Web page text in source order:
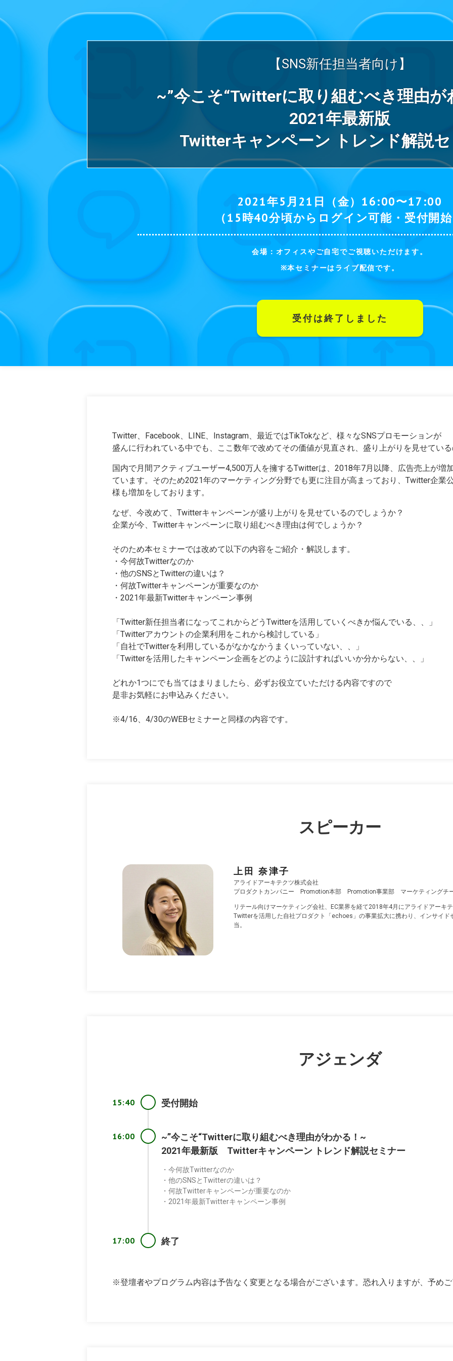
【SNS新任担当者向け】
~”今こそ“Twitterに取り組むべき理由が
2021年最新版
Twitterキャンペーン トレンド解説
2021年5月21日（金）16:00〜17:00
（15時40分頃からログイン可能・受付開始
会場：オフィスやご自宅でご視聴いただけます。
※本セミナーはライブ配信です。
受付は終了しました
Twitter、Facebook、LINE、Instagram、最近ではTikTokなど、様々なSNSプロモーションが
盛んに行われている中でも、ここ数年で改めてその価値が見直され、盛り上がりを見せている
国内で月間アクティブユーザー4,500万人を擁するTwitterは、2018年7月以降、広告売上が増
ています。そのため2021年のマーケティング分野でも更に注目が高まっており、Twitter企業
様も増加をしております。
なぜ、今改めて、Twitterキャンペーンが盛り上がりを見せているのでしょうか？
企業が今、Twitterキャンペーンに取り組むべき理由は何でしょうか？
そのため本セミナーでは改めて以下の内容をご紹介・解説します。
・今何故Twitterなのか
・他のSNSとTwitterの違いは？
・何故Twitterキャンペーンが重要なのか
・2021年最新Twitterキャンペーン事例
「Twitter新任担当者になってこれからどうTwitterを活用していくべきか悩んでいる、、」
「Twitterアカウントの企業利用をこれから検討している」
「自社でTwitterを利用しているがなかなかうまくいっていない、、」
「Twitterを活用したキャンペーン企画をどのように設計すればいいか分からない、、」
どれか1つにでも当てはまりましたら、必ずお役立ていただける内容ですので
是非お気軽にお申込みください。
※4/16、4/30のWEBセミナーと同様の内容です。
スピーカー
上田 奈津子
アライドアーキテクツ株式会社
プロダクトカンパニー Promotion本部 Promotion事業部 マーケティングチ
リテール向けマーケティング会社、EC業界を経て2018年4月にアライドアーキテ
Twitterを活用した自社プロダクト「echoes」の事業拡大に携わり、インサイド
当。
アジェンダ
15:40 受付開始
16:00
~”今こそ“Twitterに取り組むべき理由がわかる！~
2021年最新版 Twitterキャンペーン トレンド解説セミナー
・今何故Twitterなのか
・他のSNSとTwitterの違いは？
・何故Twitterキャンペーンが重要なのか
・2021年最新Twitterキャンペーン事例
17:00 終了
※登壇者やプログラム内容は予告なく変更となる場合がございます。恐れ入りますが、予めご